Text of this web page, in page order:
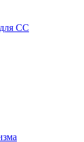
СС